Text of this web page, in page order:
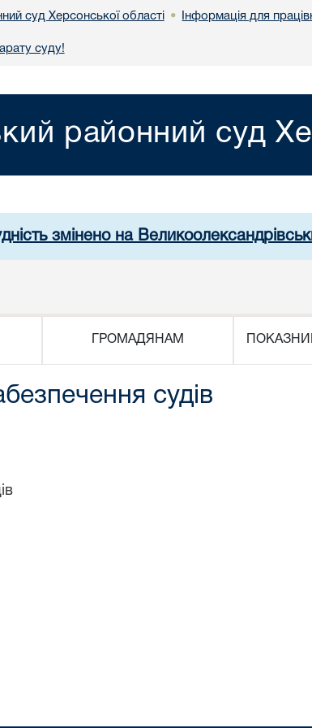
суд Херсонської області • Інформація для
суду!
районний суд
змінено на
ГРОМАДЯНАМ
судів